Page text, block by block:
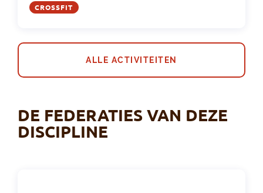
CROSSFIT
ALLE ACTIVITEITEN
DE FEDERATIES VAN DEZE
DISCIPLINE